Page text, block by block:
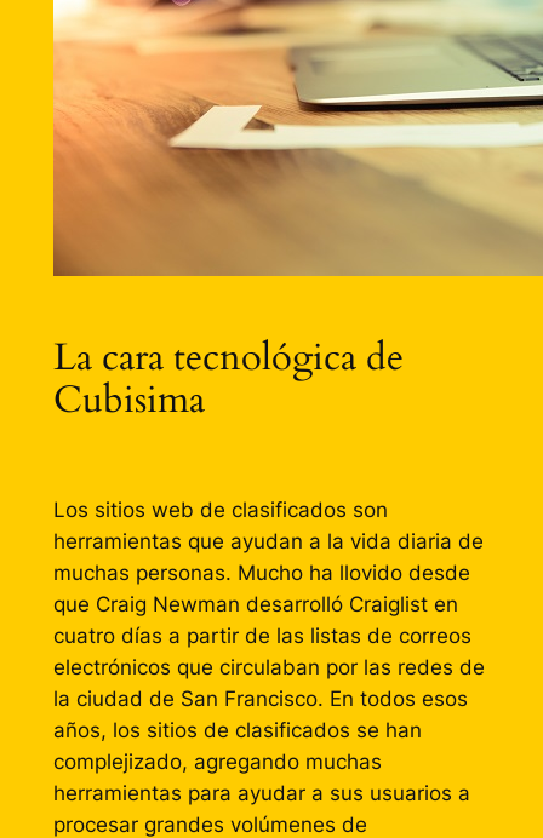
La cara tecnológica de
Cubisima
Los sitios web de clasificados son
herramientas que ayudan a la vida diaria de
muchas personas. Mucho ha llovido desde
que Craig Newman desarrolló Craiglist en
cuatro días a partir de las listas de correos
electrónicos que circulaban por las redes de
la ciudad de San Francisco. En todos esos
años, los sitios de clasificados se han
complejizado, agregando muchas
herramientas para ayudar a sus usuarios a
procesar grandes volúmenes de